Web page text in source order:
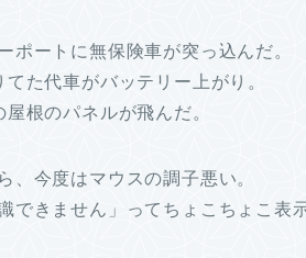
ポートに無保険車が突っ込んだ。
た代車がバッテリー上がり。
根のパネルが飛んだ。
、今度はマウスの調子悪い。
できません」ってちょこちょこ表